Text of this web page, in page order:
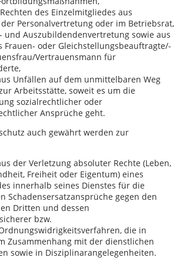
des Einzelmitgliedes aus
Personalvertretung oder im Betriebsrat,
und Auszubildendenvertretung sowie aus
Frauen- oder Gleichstellungsbeauftragte/-
Vertrauensmann für
Unfällen auf dem unmittelbaren Weg
Arbeitsstätte, soweit es um die
sozialrechtlicher oder
Ansprüche geht.
auch gewährt werden zur
der Verletzung absoluter Rechte (Leben,
Freiheit oder Eigentum) eines
innerhalb seines Dienstes für die
Schadensersatzansprüche gegen den
Dritten und dessen
bzw.
die in
Zusammenhang mit der dienstlichen
sowie in Disziplinarangelegenheiten.